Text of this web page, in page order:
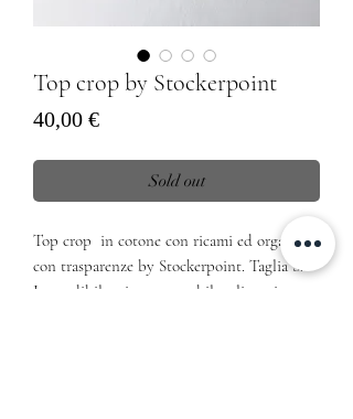
Top crop by Stockerpoint
40,00 €Prezzo
Sold out
Top crop  in cotone con ricami ed organza
con trasparenze by Stockerpoint. Taglia S.
Imperdibile e intramontabile, gli anni